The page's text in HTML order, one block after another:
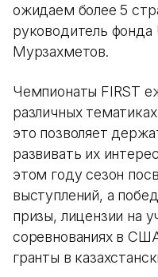
ожидаем более 5
руководитель
Мурзахметов.
Чемпионаты FIRST
различных
это позволяет
развивать их
этом году сезон
выступлений, а
призы, лицензии на
соревнованиях в
гранты в